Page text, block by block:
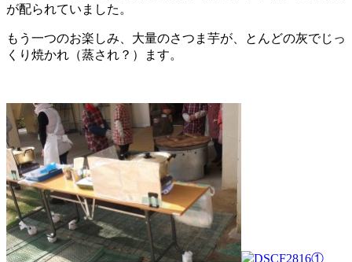
が配られていました。
もう一つのお楽しみ、大量のさつま芋が、とんどの灰でじっ
くり焼かれ（蒸され？）ます。